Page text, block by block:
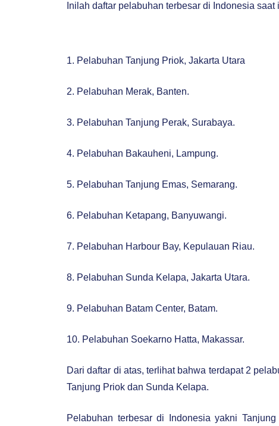
Inilah daftar pelabuhan terbesar di Indonesia saat
1. Pelabuhan Tanjung Priok, Jakarta Utara
2. Pelabuhan Merak, Banten.
3. Pelabuhan Tanjung Perak, Surabaya.
4. Pelabuhan Bakauheni, Lampung.
5. Pelabuhan Tanjung Emas, Semarang.
6. Pelabuhan Ketapang, Banyuwangi.
7. Pelabuhan Harbour Bay, Kepulauan Riau.
8. Pelabuhan Sunda Kelapa, Jakarta Utara.
9. Pelabuhan Batam Center, Batam.
10. Pelabuhan Soekarno Hatta, Makassar.
Dari daftar di atas, terlihat bahwa terdapat 2
Tanjung Priok dan Sunda Kelapa.
Pelabuhan terbesar di Indonesia yakni